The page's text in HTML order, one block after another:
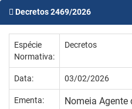
Decretos 2469/2026
Espécie
Normativa:
Decretos
Data: 03/02/2026
Ementa:
Nomeia Agente